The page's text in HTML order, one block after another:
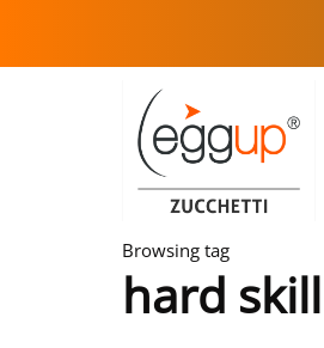
Browsing tag
hard skill